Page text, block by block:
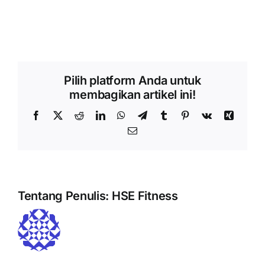
Pilih platform Anda untuk
membagikan artikel ini!
Facebook
X RedditLinkedInWhatsApp
TelegramTumblr Pinterest
Vk
Xing
Email
Tentang Penulis: HSE Fitness